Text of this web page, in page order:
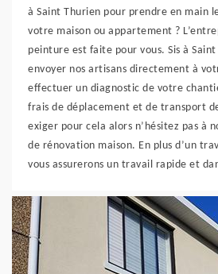
à Saint Thurien pour prendre en main
votre maison ou appartement ?
peinture est faite pour vous. Sis à
envoyer nos artisans directement à
effectuer un diagnostic de votre
frais de déplacement et de transport
exiger pour cela alors n’hésitez pas à
de rénovation maison. En plus d’un
vous assurerons un travail rapide et